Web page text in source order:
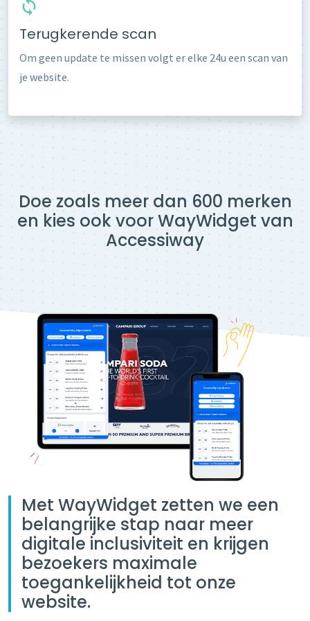
Terugkerende scan
Om geen update te missen volgt er elke 24u een scan van
je website.
Doe zoals meer dan 600 merken
en kies ook voor WayWidget van
Accessiway
Met WayWidget zetten we een
belangrijke stap naar meer
digitale inclusiviteit en krijgen
bezoekers maximale
toegankelijkheid tot onze
website.